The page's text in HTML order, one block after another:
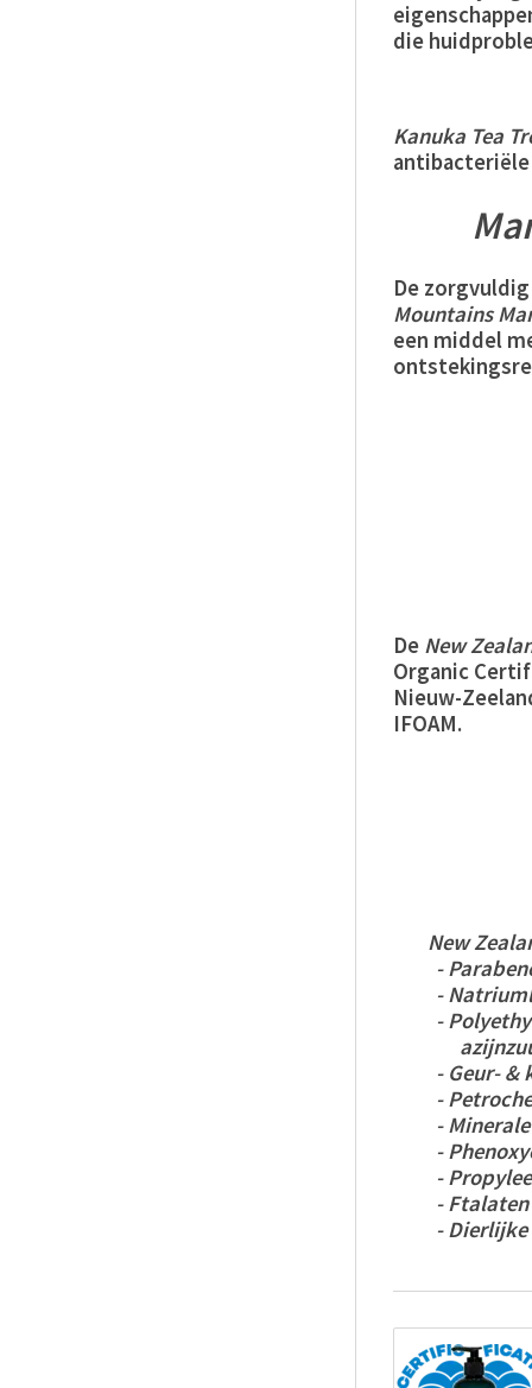
die
Kanuka Tea
De
Mountains
een middel
De New
Organic
Nieuw-
IFOAM.
New
-
-
-
azijnzuur
- Geur- &
-
- Minerale
-
-
- Ftalaten
- Dierlijke